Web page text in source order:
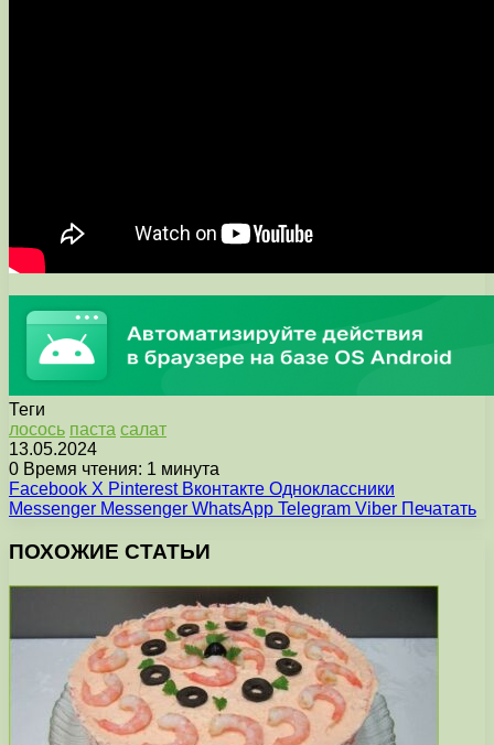
Теги
лосось паста салат
13.05.2024
0 Время чтения: 1 минута
Facebook X Pinterest Вконтакте Одноклассники
Messenger Messenger WhatsApp Telegram Viber Печатать
ПОХОЖИЕ СТАТЬИ